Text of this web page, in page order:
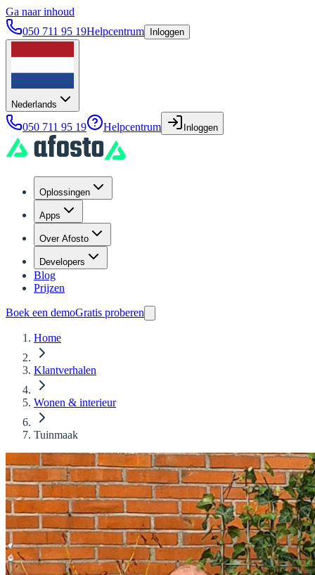
Ga naar inhoud
050 711 95 19Helpcentrum Inloggen
Nederlands
050 711 95 19 Helpcentrum Inloggen
Oplossingen
Apps
Over Afosto
Developers
Blog
Prijzen
Boek een demoGratis proberen
Home
Klantverhalen
Wonen & interieur
Tuinmaak